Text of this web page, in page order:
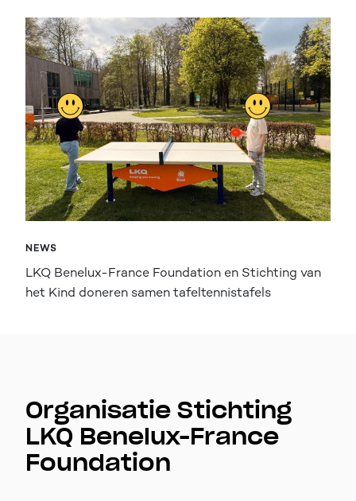
NEWS
LKQ Benelux-France Foundation en Stichting van
het Kind doneren samen tafeltennistafels
Organisatie Stichting
LKQ Benelux-France
Foundation